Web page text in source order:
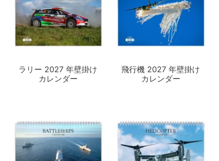
ラリー 2027 年壁掛け
カレンダー
飛行機 2027 年壁掛け
カレンダー